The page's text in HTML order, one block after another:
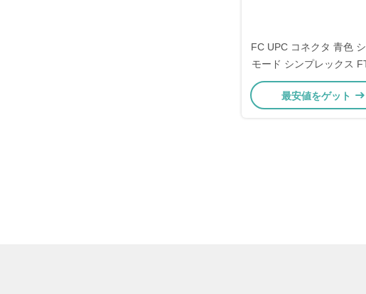
FC UPC コネクタ 青色
モード シンプレックス
ロップケーブル 通信 装甲
ァイバーパッチコー
最安値をゲット